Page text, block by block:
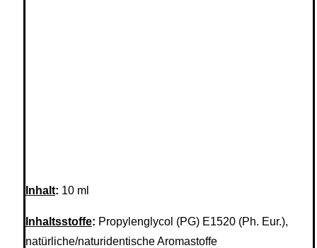
Inhalt: 10 ml
Inhaltsstoffe: Propylenglycol (PG) E1520 (Ph. Eur.),
natürliche/naturidentische Aromastoffe